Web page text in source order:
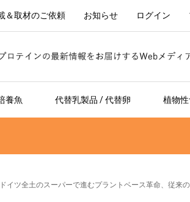
＆取材のご依頼 お知らせ ログイン
養魚 代替乳製品 / 代替卵 植物
ドイツ全土のスーパーで進むプラントベース革命、従来